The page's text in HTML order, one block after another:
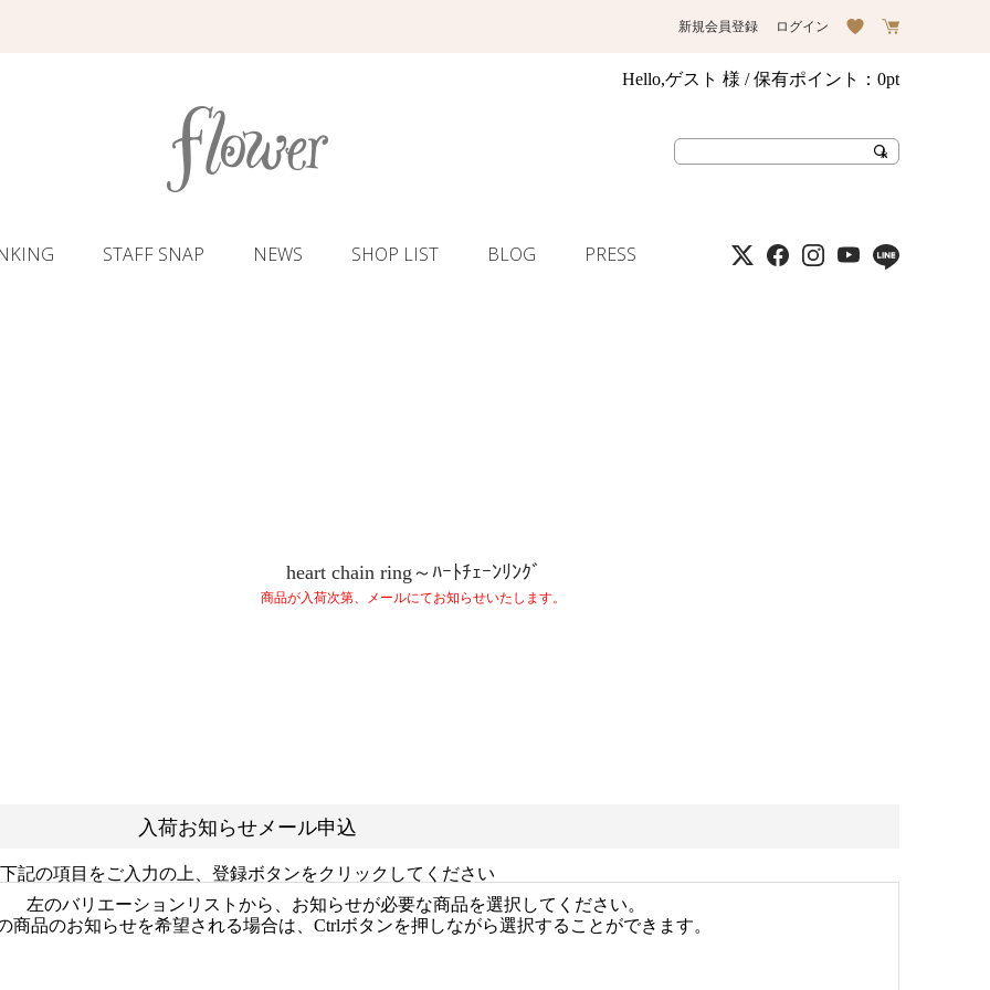
新規会員登録 ログイン
Hello,ゲスト 様 / 保有ポイント： 0pt
STAFF SNAP NEWS SHOP LIST BLOG PRESS
heart chain ring～ﾊｰﾄﾁｪｰﾝﾘﾝｸﾞ
商品が入荷次第、メールにてお知らせいたします。
入荷お知らせメール申込
下記の項目をご入力の上、登録ボタンをクリックしてください
左のバリエーションリストから、お知らせが必要な商品を選択してください。
商品のお知らせを希望される場合は、Ctrlボタンを押しながら選択することができます。